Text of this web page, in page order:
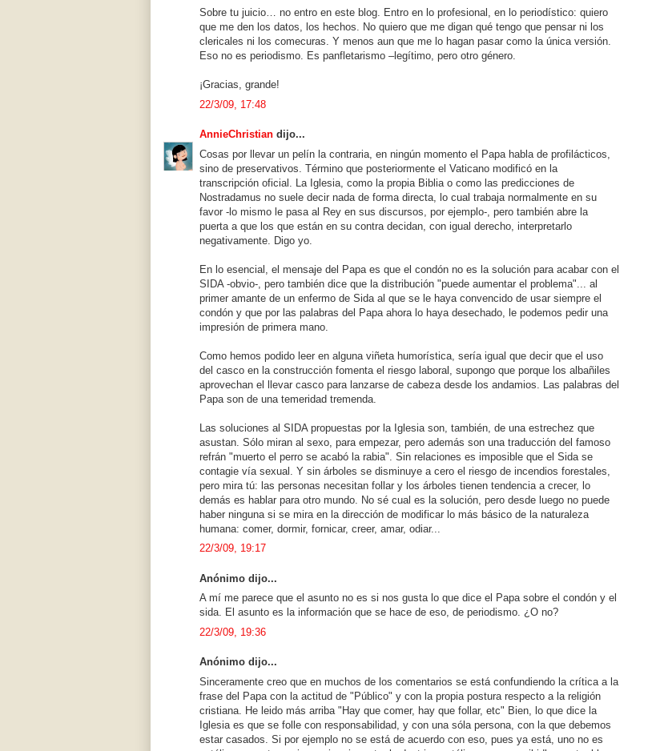
Sobre tu juicio… no entro en este blog. Entro en lo profesional, en lo periodístico: quiero
que me den los datos, los hechos. No quiero que me digan qué tengo que pensar ni los
clericales ni los comecuras. Y menos aun que me lo hagan pasar como la única versión.
Eso no es periodismo. Es panfletarismo –legítimo, pero otro género.
¡Gracias, grande!
22/3/09, 17:48
AnnieChristian dijo...
Cosas por llevar un pelín la contraria, en ningún momento el Papa habla de profilácticos,
sino de preservativos. Término que posteriormente el Vaticano modificó en la
transcripción oficial. La Iglesia, como la propia Biblia o como las predicciones de
Nostradamus no suele decir nada de forma directa, lo cual trabaja normalmente en su
favor -lo mismo le pasa al Rey en sus discursos, por ejemplo-, pero también abre la
puerta a que los que están en su contra decidan, con igual derecho, interpretarlo
negativamente. Digo yo.
En lo esencial, el mensaje del Papa es que el condón no es la solución para acabar con el
SIDA -obvio-, pero también dice que la distribución "puede aumentar el problema"... al
primer amante de un enfermo de Sida al que se le haya convencido de usar siempre el
condón y que por las palabras del Papa ahora lo haya desechado, le podemos pedir una
impresión de primera mano.
Como hemos podido leer en alguna viñeta humorística, sería igual que decir que el uso
del casco en la construcción fomenta el riesgo laboral, supongo que porque los albañiles
aprovechan el llevar casco para lanzarse de cabeza desde los andamios. Las palabras del
Papa son de una temeridad tremenda.
Las soluciones al SIDA propuestas por la Iglesia son, también, de una estrechez que
asustan. Sólo miran al sexo, para empezar, pero además son una traducción del famoso
refrán "muerto el perro se acabó la rabia". Sin relaciones es imposible que el Sida se
contagie vía sexual. Y sin árboles se disminuye a cero el riesgo de incendios forestales,
pero mira tú: las personas necesitan follar y los árboles tienen tendencia a crecer, lo
demás es hablar para otro mundo. No sé cual es la solución, pero desde luego no puede
haber ninguna si se mira en la dirección de modificar lo más básico de la naturaleza
humana: comer, dormir, fornicar, creer, amar, odiar...
22/3/09, 19:17
Anónimo dijo...
A mí me parece que el asunto no es si nos gusta lo que dice el Papa sobre el condón y el
sida. El asunto es la información que se hace de eso, de periodismo. ¿O no?
22/3/09, 19:36
Anónimo dijo...
Sinceramente creo que en muchos de los comentarios se está confundiendo la crítica a la
frase del Papa con la actitud de "Público" y con la propia postura respecto a la religión
cristiana. He leido más arriba "Hay que comer, hay que follar, etc" Bien, lo que dice la
Iglesia es que se folle con responsabilidad, y con una sóla persona, con la que debemos
estar casados. Si por ejemplo no se está de acuerdo con eso, pues ya está, uno no es